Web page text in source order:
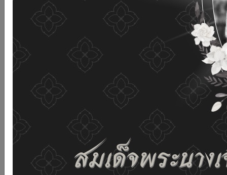
The Department of Older Persons Affairs
values ​​your
personal information for the purpose of developing
and improving the website. If you use this website
without changing any settings it means that you agree
to receive cookies on the website and our privacy
policy.
See details Accept all
02-659-6811 saraban@dop.mail.go.th
Change display settings
CCC